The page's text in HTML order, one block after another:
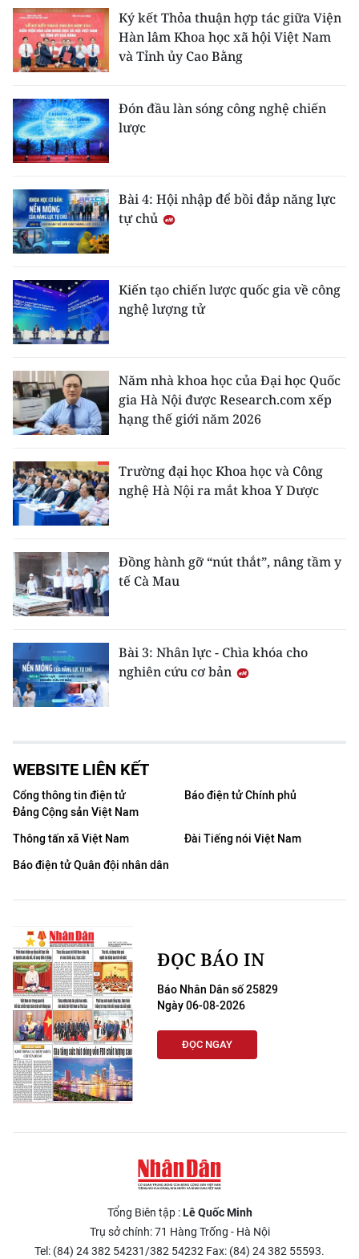
Ký kết Thỏa thuận hợp tác giữa Viện
Hàn lâm Khoa học xã hội Việt Nam
và Tỉnh ủy Cao Bằng
Đón đầu làn sóng công nghệ chiến
lược
Bài 4: Hội nhập để bồi đắp năng lực
tự chủ
Kiến tạo chiến lược quốc gia về công
nghệ lượng tử
Năm nhà khoa học của Đại học Quốc
gia Hà Nội được Research.com xếp
hạng thế giới năm 2026
Trường đại học Khoa học và Công
nghệ Hà Nội ra mắt khoa Y Dược
Đồng hành gỡ “nút thắt”, nâng tầm y
tế Cà Mau
Bài 3: Nhân lực - Chìa khóa cho
nghiên cứu cơ bản
WEBSITE LIÊN KẾT
Cổng thông tin điện tử
Đảng Cộng sản Việt Nam
Báo điện tử Chính phủ
Thông tấn xã Việt Nam
Đài Tiếng nói Việt Nam
Báo điện tử Quân đội nhân dân
ĐỌC BÁO IN
Báo Nhân Dân số 25829
Ngày 06-08-2026
ĐỌC NGAY
Tổng Biên tập :Lê Quốc Minh
Trụ sở chính: 71 Hàng Trống - Hà Nội
Tel: (84) 24 382 54231/382 54232 Fax: (84) 24 382 55593.